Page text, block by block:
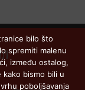
bilo što
spremiti malenu
između ostalog,
bismo bili u
poboljšavanja